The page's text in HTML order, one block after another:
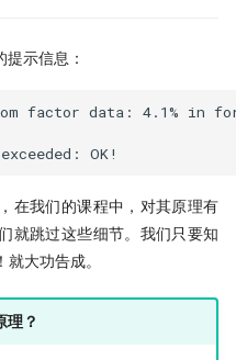
15 - Pandas核心语法[5]
16 - Pandas核心语法[6]
17 - Pandas核心语法[7]
18 - Pandas应用案例[1]
19 - Pandas应用案例[2]
20 - Pandas应用案例[3]
示信息：
factor data: 4.1% in
在我们的课程中，对其原理有
就跳过这些细节。我们只要知
大功告成。
理？